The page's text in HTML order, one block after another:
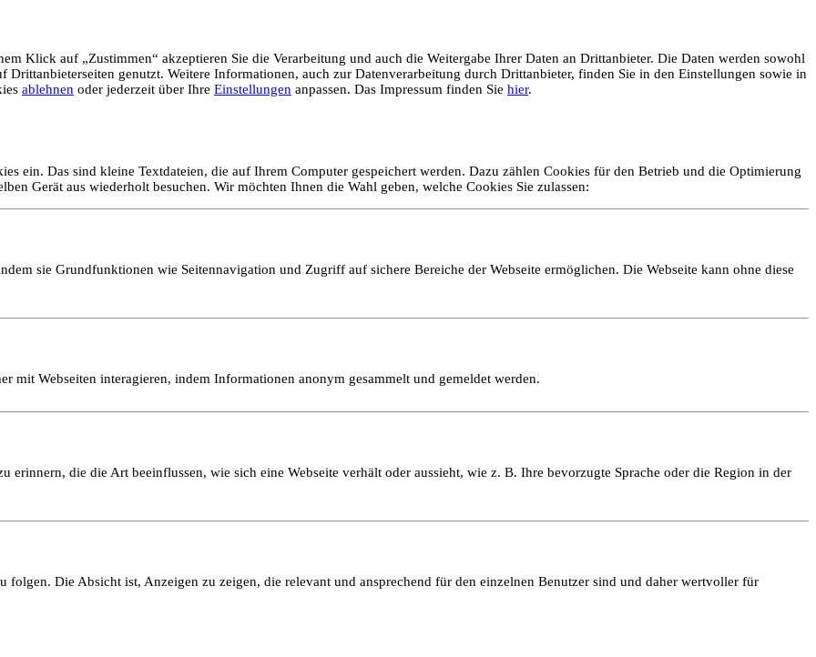
Klick auf „Zustimmen“ akzeptieren Sie die Verarbeitung und auch die Weitergabe Ihrer Daten an Drittanbieter. Die Daten werden sowohl
genutzt. Weitere Informationen, auch zur Datenverarbeitung durch Drittanbieter, finden Sie in den Einstellungen sowie in
ablehnen oder jederzeit über Ihre Einstellungen anpassen. Das Impressum finden Sie hier.
ein. Das sind kleine Textdateien, die auf Ihrem Computer gespeichert werden. Dazu zählen Cookies für den Betrieb und die Optimierung
Gerät aus wiederholt besuchen. Wir möchten Ihnen die Wahl geben, welche Cookies Sie zulassen:
sie Grundfunktionen wie Seitennavigation und Zugriff auf sichere Bereiche der Webseite ermöglichen. Die Webseite kann ohne diese
mit Webseiten interagieren, indem Informationen anonym gesammelt und gemeldet werden.
erinnern, die die Art beeinflussen, wie sich eine Webseite verhält oder aussieht, wie z. B. Ihre bevorzugte Sprache oder die Region in der
folgen. Die Absicht ist, Anzeigen zu zeigen, die relevant und ansprechend für den einzelnen Benutzer sind und daher wertvoller für